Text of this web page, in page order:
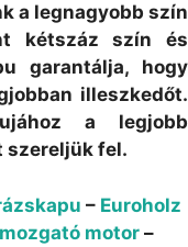
a legnagyobb szín
kétszáz szín és
garantálja, hogy
illeszkedőt.
a legjobb
szereljük fel.
– Euroholz
motor–